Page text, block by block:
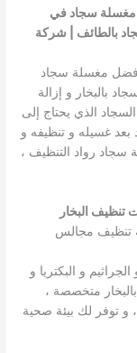
مغسلة سجاد في
بالطائف | شركة
أفضل مغسلة سجاد
بالبخار و إزالة
الذي يحتاج إلى
بعد غسيله و تنظيفه و
سجاد رواد التنظيف ،
البخار
تنظيف مجالس
و البكتريا و
متخصصة ،
توفر لك بيئة صحية